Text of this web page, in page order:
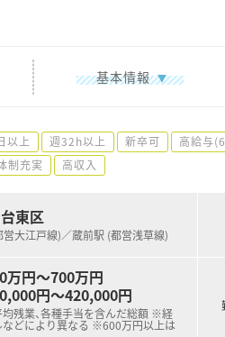
基本情報
以上 週32h以上 新卒可 高給与
制充実 高収入
東区
大江戸線)／蔵前駅 (都営浅草線)
万円～700万円
円～420,000円
均残業、各種手当を含んだ総額 ※経
などにより異なる ※600万円以上は